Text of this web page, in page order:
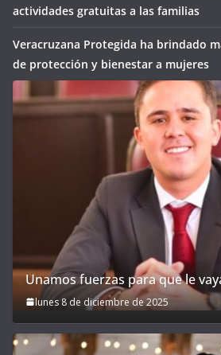
actividades gratuitas a las familias
Veracruzana Protegida ha brindado
de protección y bienestar a mujeres
Unamos fuerzas para que le
lunes 8 de diciembre de 2025